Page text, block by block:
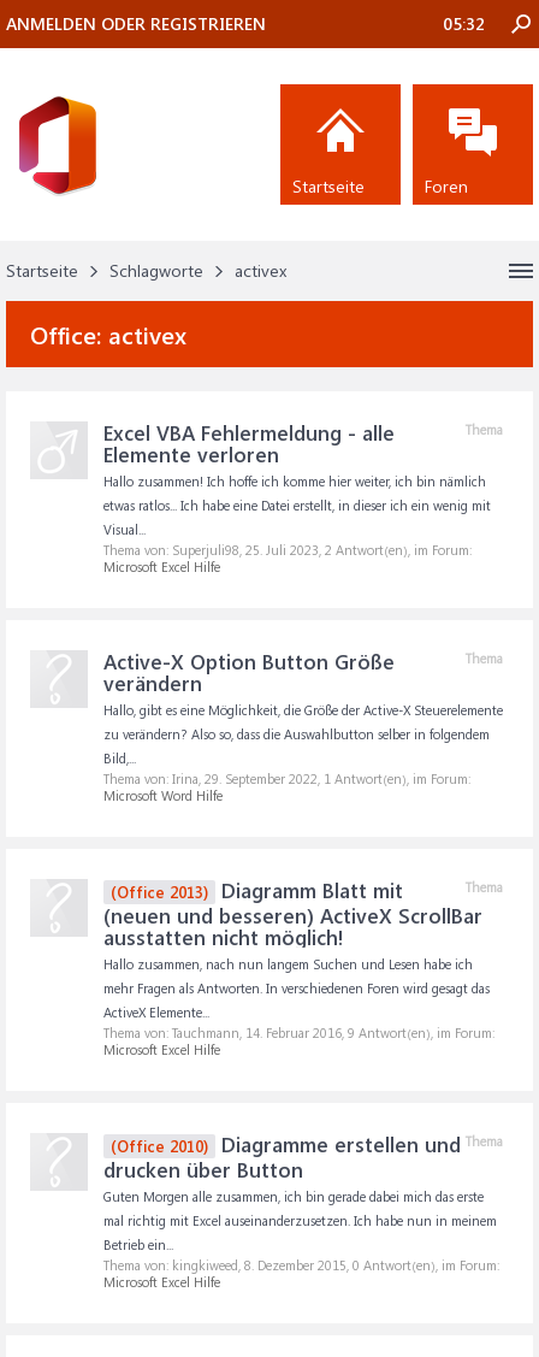
Startseite Schlagworte activex
Office: activex
Thema
Excel VBA Fehlermeldung - alle
Elemente verloren
Hallo zusammen! Ich hoffe ich komme hier weiter, ich bin nämlich
etwas ratlos... Ich habe eine Datei erstellt, in dieser ich ein wenig mit
Visual...
Thema von: Superjuli98, 25. Juli 2023, 2 Antwort(en), im Forum:
Microsoft Excel Hilfe
Thema
Active-X Option Button Größe
verändern
Hallo, gibt es eine Möglichkeit, die Größe der Active-X Steuerelemente
zu verändern? Also so, dass die Auswahlbutton selber in folgendem
Bild,...
Thema von: Irina, 29. September 2022, 1 Antwort(en), im Forum:
Microsoft Word Hilfe
Thema
(Office 2013)
Diagramm Blatt mit
(neuen und besseren) ActiveX ScrollBar
ausstatten nicht möglich!
Hallo zusammen, nach nun langem Suchen und Lesen habe ich
mehr Fragen als Antworten. In verschiedenen Foren wird gesagt das
ActiveX Elemente...
Thema von: Tauchmann, 14. Februar 2016, 9 Antwort(en), im Forum:
Microsoft Excel Hilfe
Thema
(Office 2010)
Diagramme erstellen und
drucken über Button
Guten Morgen alle zusammen, ich bin gerade dabei mich das erste
mal richtig mit Excel auseinanderzusetzen. Ich habe nun in meinem
Betrieb ein...
Thema von: kingkiweed, 8. Dezember 2015, 0 Antwort(en), im Forum:
Microsoft Excel Hilfe
ANMELDEN ODER REGISTRIEREN 05:32
Startseite Foren